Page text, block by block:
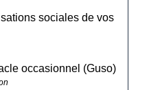
sociales de vos
occasionnel (Guso)